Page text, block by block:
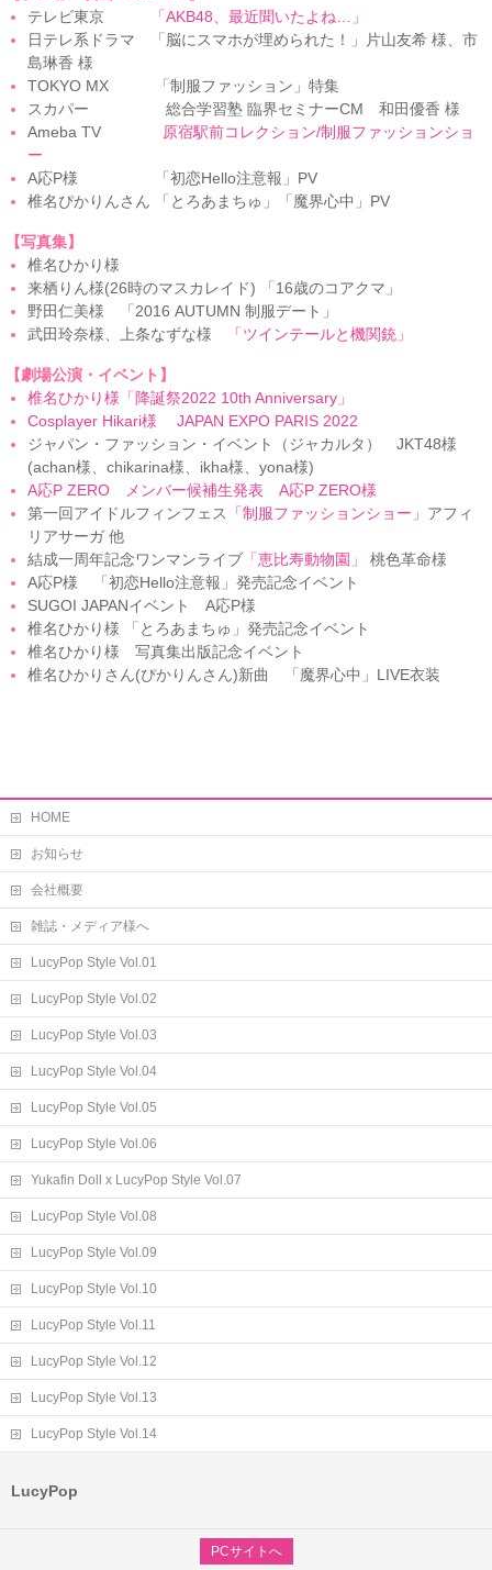
テレビ東京
「AKB48、最近聞いたよね…」
日テレ系ドラマ 「脳にスマホが埋められた！」片山友希 様、市
島琳香 様
TOKYO MX 「制服ファッション」特集
スカパー 総合学習塾 臨界セミナーCM 和田優香 様
Ameba TV
原宿駅前コレクション/制服ファッションショ
ー
A応P様 「初恋Hello注意報」PV
椎名ぴかりんさん 「とろあまちゅ」「魔界心中」PV
【写真集】
椎名ひかり様
来栖りん様(26時のマスカレイド) 「16歳のコアクマ」
野田仁美様 「2016 AUTUMN 制服デート」
武田玲奈様、上条なずな様
「ツインテールと機関銃」
【劇場公演・イベント】
椎名ひかり様「降誕祭2022 10th Anniversary」
Cosplayer Hikari様 JAPAN EXPO PARIS 2022
ジャパン・ファッション・イベント（ジャカルタ） JKT48様
(achan様、chikarina様、ikha様、yona様)
A応P ZERO メンバー候補生発表 A応P ZERO様
第一回アイドルフィンフェス 「制服ファッションショー」 アフィ
リアサーガ 他
結成一周年記念ワンマンライブ「恵比寿動物園」
桃色革命様
A応P様 「初恋Hello注意報」発売記念イベント
SUGOI JAPANイベント A応P様
椎名ひかり様 「とろあまちゅ」発売記念イベント
椎名ひかり様 写真集出版記念イベント
椎名ひかりさん(ぴかりんさん)新曲 「魔界心中」LIVE衣装
HOME
お知らせ
会社概要
雑誌・メディア様へ
LucyPop Style Vol.01
LucyPop Style Vol.02
LucyPop Style Vol.03
LucyPop Style Vol.04
LucyPop Style Vol.05
LucyPop Style Vol.06
Yukafin Doll x LucyPop Style Vol.07
LucyPop Style Vol.08
LucyPop Style Vol.09
LucyPop Style Vol.10
LucyPop Style Vol.11
LucyPop Style Vol.12
LucyPop Style Vol.13
LucyPop Style Vol.14
LucyPop
PCサイトへ